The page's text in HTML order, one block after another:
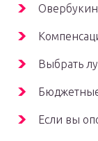
Выбрать
Если вы